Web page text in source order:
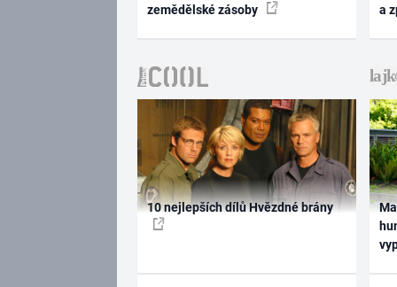
zemědělské zásoby
a
10 nejlepších dílů Hvězdné brány